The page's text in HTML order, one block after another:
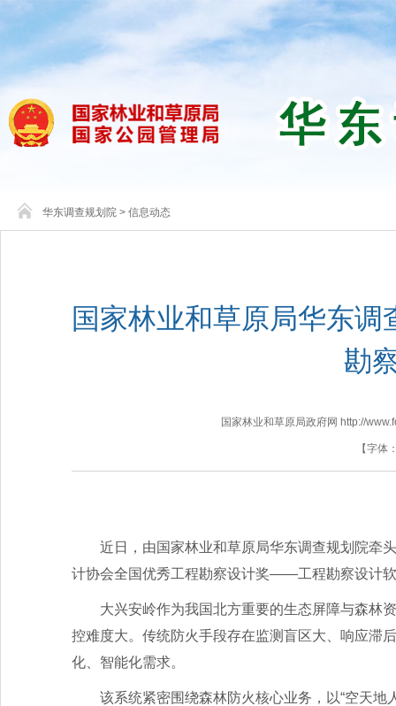
华东调查规划院 > 信息动态
国家林业和草原局华东
勘
国家林业和草原局政府网 http://
【字体
近日，由国家林业和草原局华东调查规划院牵
计协会全国优秀工程勘察设计奖——工程勘察设计
大兴安岭作为我国北方重要的生态屏障与森林
控难度大。传统防火手段存在监测盲区大、响应滞
化、智能化需求。
该系统紧密围绕森林防火核心业务，以“空天